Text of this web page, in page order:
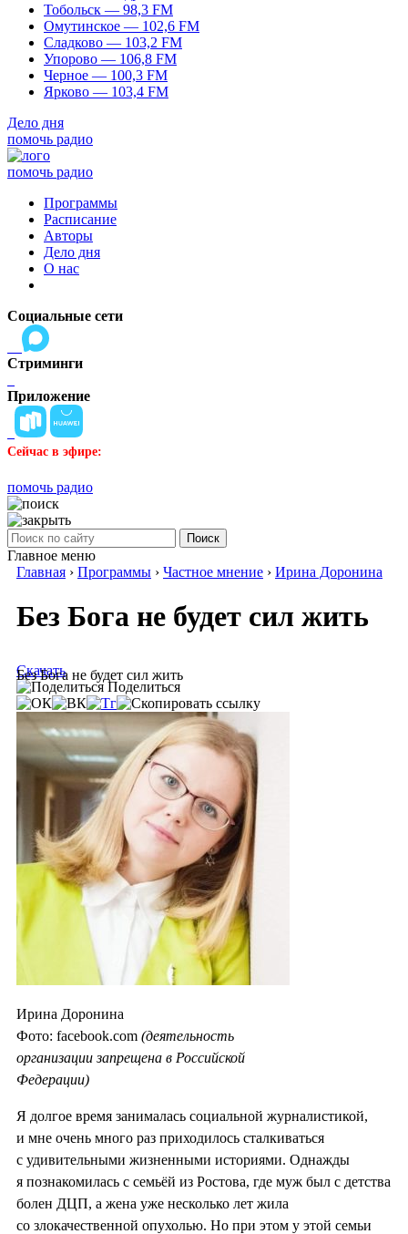
Тобольск — 98,3 FM
Омутинское — 102,6 FM
Сладково — 103,2 FM
Упорово — 106,8 FM
Черное — 100,3 FM
Ярково — 103,4 FM
Дело дня
помочь радио
помочь радио
Программы
Расписание
Авторы
Дело дня
О нас
Социальные сети
Стриминги
Приложение
Сейчас в эфире:
помочь радио
Поиск
Главное меню
Главная › Программы › Частное мнение › Ирина Доронина
Без Бога не будет сил жить
Без Бога не будет сил жить
Скачать
Поделиться
Ирина Доронина
Фото: facebook.com (деятельность
организации запрещена в Российской
Федерации)
Я долгое время занималась социальной журналистикой,
и мне очень много раз приходилось сталкиваться
с удивительными жизненными историями. Однажды
я познакомилась с семьёй из Ростова, где муж был с детства
болен ДЦП, а жена уже несколько лет жила
со злокачественной опухолью. Но при этом у этой семьи